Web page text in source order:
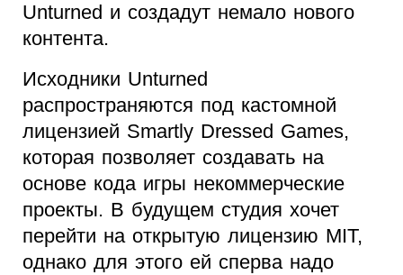
Unturned и создадут немало нового
контента.
Исходники Unturned
распространяются под кастомной
лицензией Smartly Dressed Games,
которая позволяет создавать на
основе кода игры некоммерческие
проекты. В будущем студия хочет
перейти на открытую лицензию MIT,
однако для этого ей сперва надо